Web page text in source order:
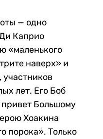
— одно
Каприо
«маленького
наверх» и
лет. Его Боб
Большому
Хоакина
порока». Только